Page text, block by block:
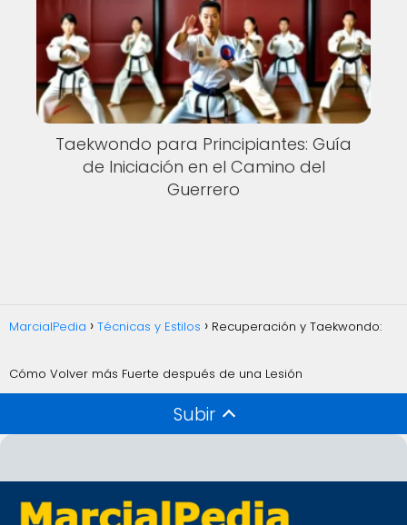
Taekwondo para Principiantes: Guía
de Iniciación en el Camino del
Guerrero
MarcialPedia Técnicas y Estilos Recuperación y Taekwondo:
Cómo Volver más Fuerte después de una Lesión
Subir